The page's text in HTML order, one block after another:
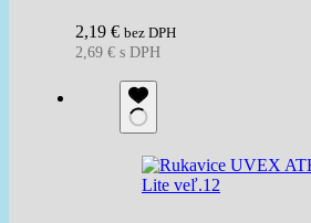
2,19 € bez DPH
2,69 € s DPH